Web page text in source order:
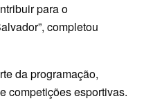
para o
completou
da programação,
competições esportivas.